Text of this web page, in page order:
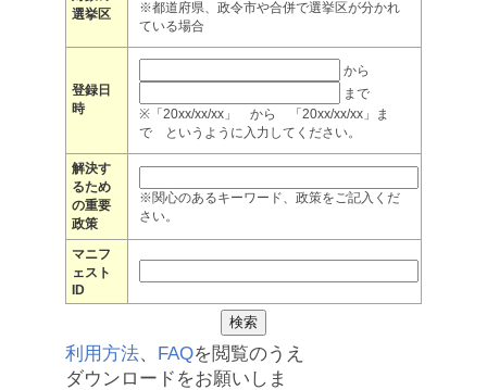
選挙区
※都道府県、政令市や合併で選挙区が分かれ
ている場合
登録日
時
から
まで
※「20xx/xx/xx」 から 「20xx/xx/xx」ま
で というように入力してください。
解決す
るため
の重要
政策
※関心のあるキーワード、政策をご記入くだ
さい。
マニフ
ェスト
ID
利用方法、 FAQを閲覧のうえ
ダウンロードをお願いしま